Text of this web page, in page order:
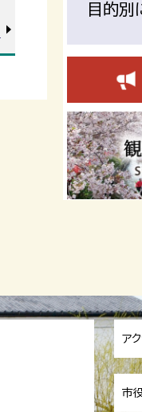
目的別
ア
市